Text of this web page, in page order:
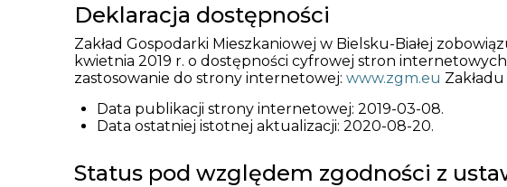
Deklaracja dostępności
Zakład Gospodarki Mieszkaniowej w Bielsku-Białej
kwietnia 2019 r. o dostępności cyfrowej stron
zastosowanie do strony internetowej: www.zgm.eu
Data publikacji strony internetowej: 2019-03-08.
Data ostatniej istotnej aktualizacji: 2020-08-20.
Status pod względem zgodności z